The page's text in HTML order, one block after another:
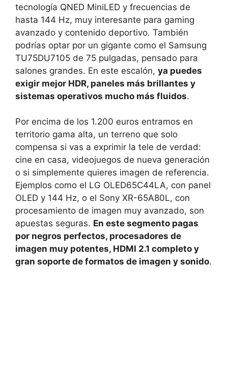
tecnología QNED MiniLED y frecuencias de
hasta 144 Hz, muy interesante para gaming
avanzado y contenido deportivo. También
podrías optar por un gigante como el Samsung
TU75DU7105 de 75 pulgadas, pensado para
salones grandes. En este escalón, ya puedes
exigir mejor HDR, paneles más brillantes y
sistemas operativos mucho más fluidos.
Por encima de los 1.200 euros entramos en
territorio gama alta, un terreno que solo
compensa si vas a exprimir la tele de verdad:
cine en casa, videojuegos de nueva generación
o si simplemente quieres imagen de referencia.
Ejemplos como el LG OLED65C44LA, con panel
OLED y 144 Hz, o el Sony XR-65A80L, con
procesamiento de imagen muy avanzado, son
apuestas seguras. En este segmento pagas
por negros perfectos, procesadores de
imagen muy potentes, HDMI 2.1 completo y
gran soporte de formatos de imagen y sonido.